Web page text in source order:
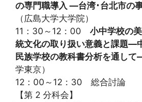
の専門職導入 ―台湾･台北市
（広島大学大学院）
11：30～12：00 小中学校の
統文化の取り扱い意義と課題―
民族学校の教科書分析を通し
学東京）
12：00～12：30 総合討論
【第 2 分科会】